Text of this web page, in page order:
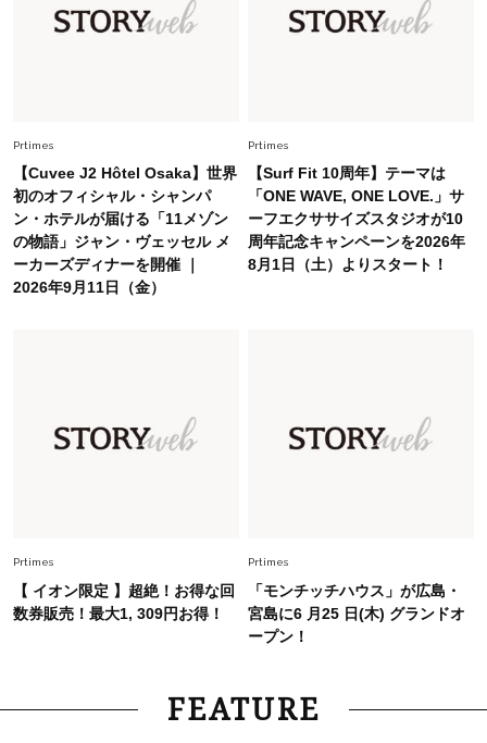
オシャレ40代の【ワンピ＆オールインワン】最
旬着こなし3選。地味見え回避のコツは「バッグ
やぐ【甘め黒アイテム】3選
Fashion 2026.7.25
26年夏は「小ぶり」が大流行中！人と被らない
【最旬かごバッグ】6選
Fashion 2026.7.27
Prtimes
【Cuvee J2 Hôtel Osaka】世界
初のオフィシャル・シャンパ
ン・ホテルが届ける「11メゾン
の物語」ジャン・ヴェッセル メ
ーカーズディナーを開催 ｜
2026年9月11日（金）
Prtimes
【Surf Fit 10周年】テーマは
「ONE WAVE, ONE LOVE.」サ
ーフエクササイズスタジオが10
周年記念キャンペーンを2026年
8月1日（土）よりスタート！
Prtimes
【 イオン限定 】超絶！お得な回
数券販売！最大1, 309円お得！
Prtimes
「モンチッチハウス」が広島・
宮島に6 月25 日(木) グランドオ
ープン！
FEATURE